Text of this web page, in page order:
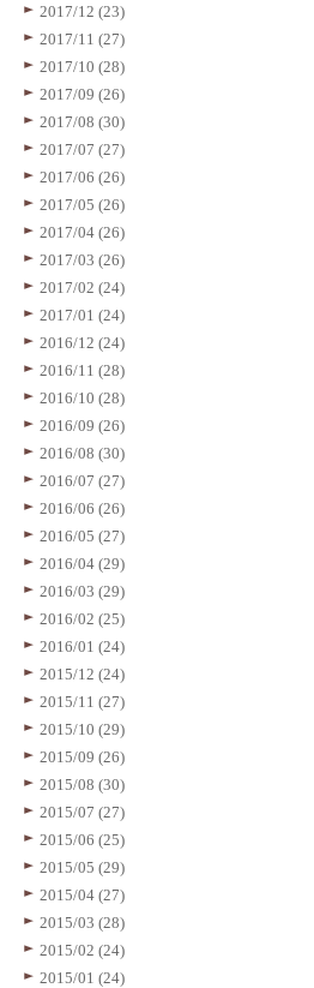
2017/12 (23)
2017/11 (27)
2017/10 (28)
2017/09 (26)
2017/08 (30)
2017/07 (27)
2017/06 (26)
2017/05 (26)
2017/04 (26)
2017/03 (26)
2017/02 (24)
2017/01 (24)
2016/12 (24)
2016/11 (28)
2016/10 (28)
2016/09 (26)
2016/08 (30)
2016/07 (27)
2016/06 (26)
2016/05 (27)
2016/04 (29)
2016/03 (29)
2016/02 (25)
2016/01 (24)
2015/12 (24)
2015/11 (27)
2015/10 (29)
2015/09 (26)
2015/08 (30)
2015/07 (27)
2015/06 (25)
2015/05 (29)
2015/04 (27)
2015/03 (28)
2015/02 (24)
2015/01 (24)